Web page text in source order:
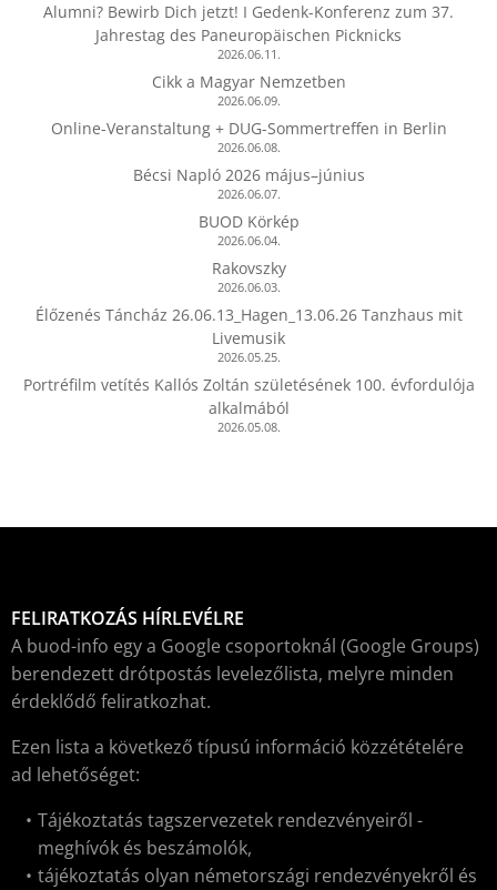
Alumni? Bewirb Dich jetzt! I Gedenk-Konferenz zum 37.
Jahrestag des Paneuropäischen Picknicks
2026.06.11.
Cikk a Magyar Nemzetben
2026.06.09.
Online-Veranstaltung + DUG-Sommertreffen in Berlin
2026.06.08.
Bécsi Napló 2026 május–június
2026.06.07.
BUOD Körkép
2026.06.04.
Rakovszky
2026.06.03.
Élőzenés Táncház 26.06.13_Hagen_13.06.26 Tanzhaus mit
Livemusik
2026.05.25.
Portréfilm vetítés Kallós Zoltán születésének 100. évfordulója
alkalmából
2026.05.08.
FELIRATKOZÁS HÍRLEVÉLRE
A buod-info egy a Google csoportoknál (Google Groups)
berendezett drótpostás levelezőlista, melyre minden
érdeklődő feliratkozhat.
Ezen lista a következő típusú információ közzétételére
ad lehetőséget:
Tájékoztatás tagszervezetek rendezvényeiről -
meghívók és beszámolók,
tájékoztatás olyan németországi rendezvényekről és